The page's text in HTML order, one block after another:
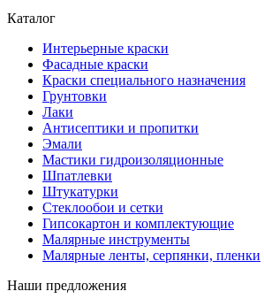
Каталог
Интерьерные краски
Фасадные краски
Краски специального назначения
Грунтовки
Лаки
Антисептики и пропитки
Эмали
Мастики гидроизоляционные
Шпатлевки
Штукатурки
Стеклообои и сетки
Гипсокартон и комплектующие
Малярные инструменты
Малярные ленты, серпянки, пленки
Наши предложения